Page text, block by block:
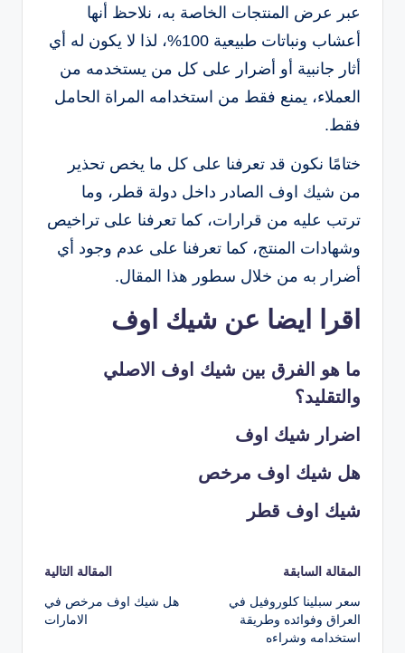
عبر عرض المنتجات الخاصة به، نلاحظ أنها
أعشاب ونباتات طبيعية 100%، لذا لا يكون له أي
أثار جانبية أو أضرار على كل من يستخدمه من
العملاء، يمنع فقط من استخدامه المراة الحامل
فقط.
ختامًا نكون قد تعرفنا على كل ما يخص تحذير
من شيك اوف الصادر داخل دولة قطر، وما
ترتب عليه من قرارات، كما تعرفنا على تراخيص
وشهادات المنتج، كما تعرفنا على عدم وجود أي
أضرار به من خلال سطور هذا المقال.
اقرا ايضا عن شيك اوف
ما هو الفرق بين شيك اوف الاصلي
والتقليد؟
اضرار شيك اوف
هل شيك اوف مرخص
شيك اوف قطر
تصفّح
المقالات
المقالة السابقة
سعر سبلينا كلوروفيل في
العراق وفوائده وطريقة
استخدامه وشراءه
المقالة التالية
هل شيك اوف مرخص في
الامارات